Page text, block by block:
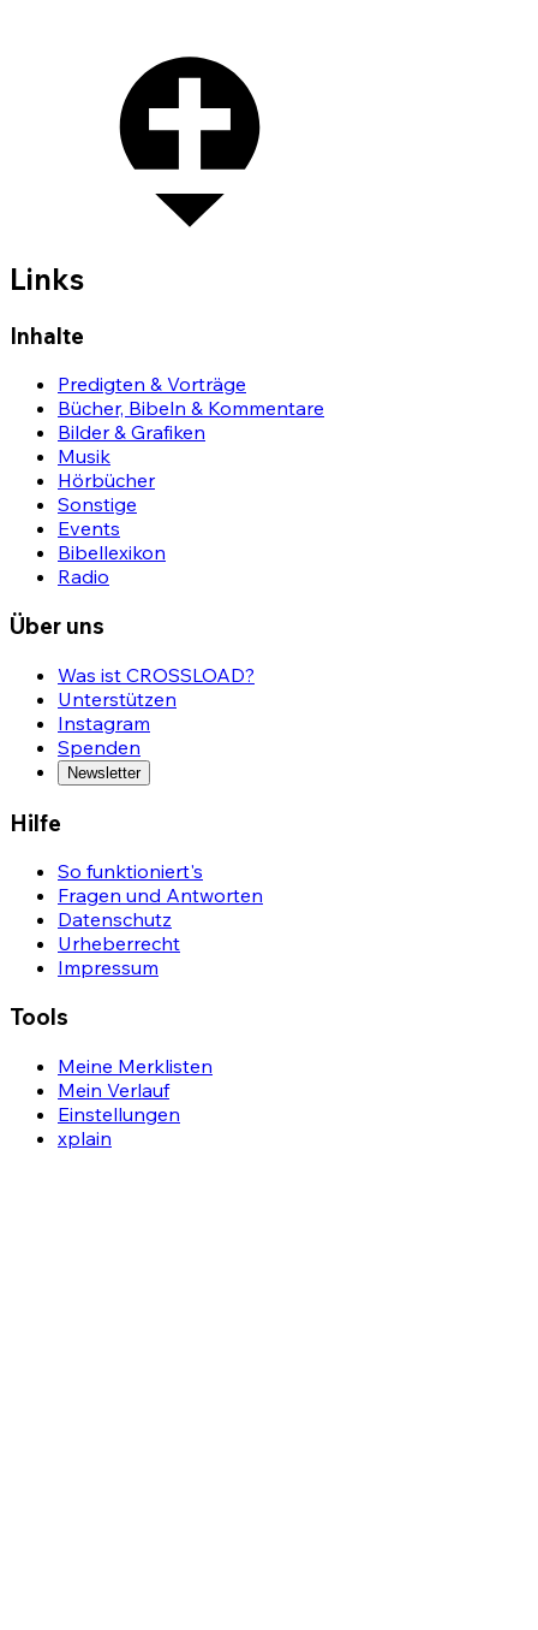
Links
Inhalte
Predigten & Vorträge
Bücher, Bibeln & Kommentare
Bilder & Grafiken
Musik
Hörbücher
Sonstige
Events
Bibellexikon
Radio
Über uns
Was ist CROSSLOAD?
Unterstützen
Instagram
Spenden
Newsletter
Hilfe
So funktioniert's
Fragen und Antworten
Datenschutz
Urheberrecht
Impressum
Tools
Meine Merklisten
Mein Verlauf
Einstellungen
xplain